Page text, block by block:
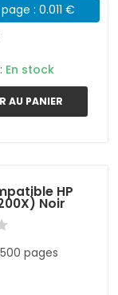
: 0.011 €
En stock
AU PANIER
HP
Noir
pages